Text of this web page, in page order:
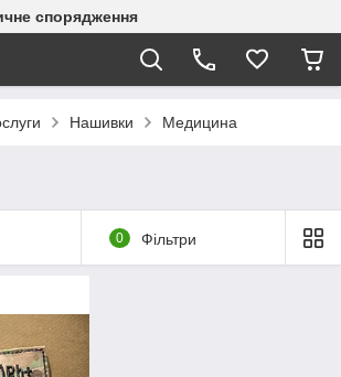
спорядження
Нашивки Медицина
0 Фільтри